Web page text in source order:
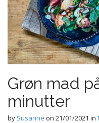
Grøn mad
minutter
by Susanne on 21/01/2021 in